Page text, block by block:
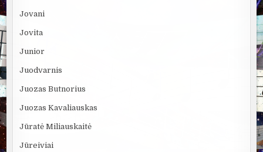
Jovani
Jovita
Junior
Juodvarnis
Juozas Butnorius
Juozas Kavaliauskas
Jūratė Miliauskaitė
Jūreiviai